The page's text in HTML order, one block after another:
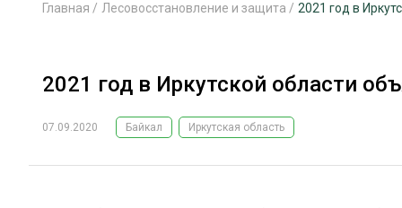
ЛЕСОЗАГОТОВКА
ОБРАБОТКА ДРЕВЕСИНЫ
Главная / Лесовосстановление и защита / 2021 год в
2021 год в Иркутской области
07.09.2020 Байкал Иркутская область